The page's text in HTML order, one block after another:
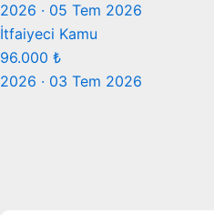
2026 · 05 Tem 2026
İtfaiyeci Kamu
96.000 ₺
2026 · 03 Tem 2026